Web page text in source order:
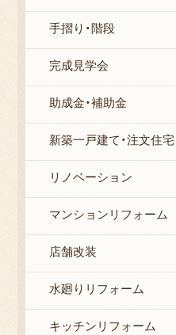
手摺り・階段
完成見学会
助成金・補助金
新築一戸建て・注文住宅
リノベーション
マンションリフォーム
店舗改装
水廻りリフォーム
キッチンリフォーム